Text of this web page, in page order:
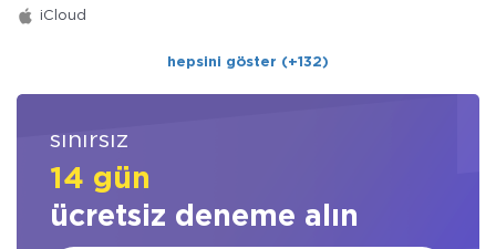
iCloud
hepsini göster (+132)
sınırsız
14 gün
ücretsiz deneme alın